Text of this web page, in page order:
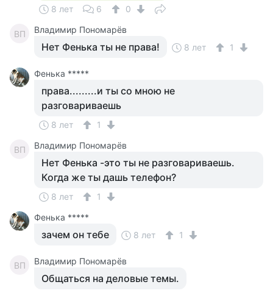
8 лет 6 0
ВП Владимир Пономарёв
Нет Фенька ты не права! 8 лет 1
Фенька *****
права.........и ты со мною не
разговариваешь
8 лет 1
ВП Владимир Пономарёв
Нет Фенька -это ты не разговариваешь.
Когда же ты дашь телефон?
8 лет
1
Фенька *****
зачем он тебе 8 лет 1
ВП Владимир Пономарёв
Общаться на деловые темы.